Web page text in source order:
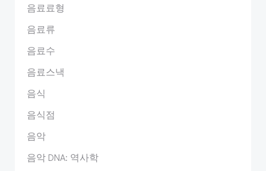
음료료형
음료류
음료수
음료스낵
음식
음식점
음악
음악 DNA: 역사학